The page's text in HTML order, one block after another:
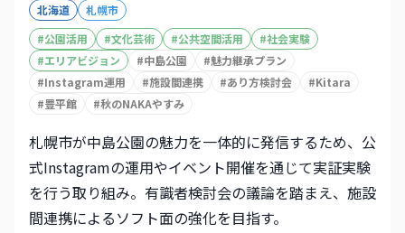
北海道
札幌市
#公園活用 #文化芸術 #公共空間活用 #社会実験
#エリアビジョン #中島公園 #魅力継承プラン
#Instagram運用 #施設間連携 #あり方検討会 #Kitara
#豊平館 #秋のNAKAやすみ
札幌市が中島公園の魅力を一体的に発信するため、公
式Instagramの運用やイベント開催を通じて実証実験
を行う取り組み。有識者検討会の議論を踏まえ、施設
間連携によるソフト面の強化を目指す。